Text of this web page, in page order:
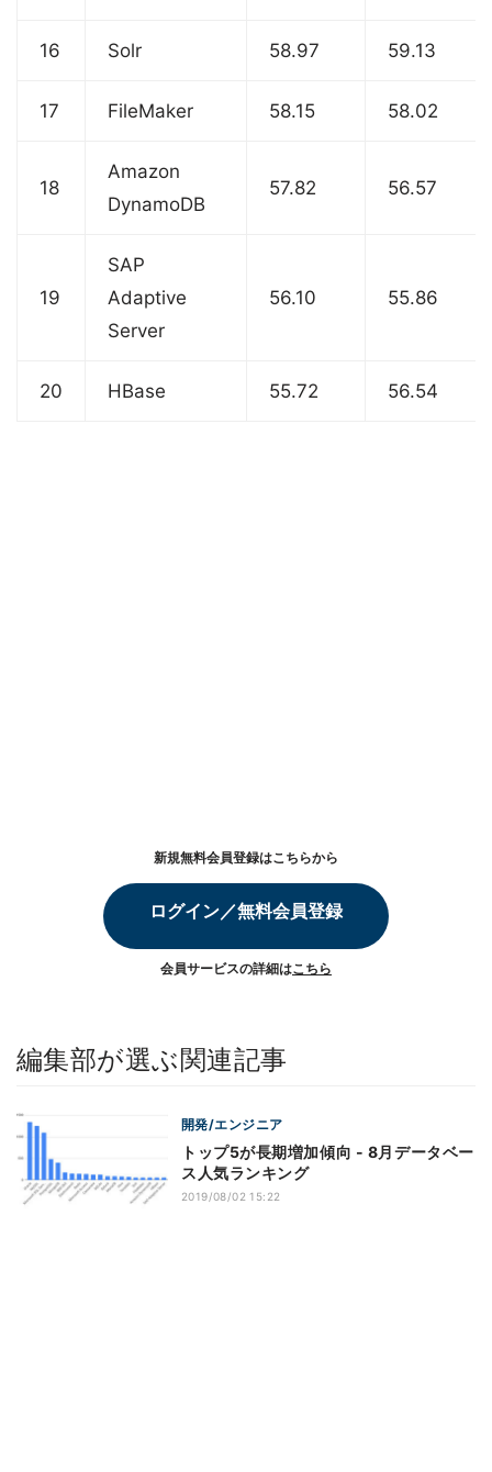
16 Solr 58.97 59.13
17 FileMaker 58.15 58.02
18
Amazon
DynamoDB
57.82 56.57
19
SAP
Adaptive
Server
56.10 55.86
20 HBase 55.72 56.54
新規無料会員登録はこちらから
ログイン／無料会員登録
会員サービスの詳細はこちら
編集部が選ぶ関連記事
開発/エンジニア
トップ5が長期増加傾向 - 8月データベー
ス人気ランキング
2019/08/02 15:22